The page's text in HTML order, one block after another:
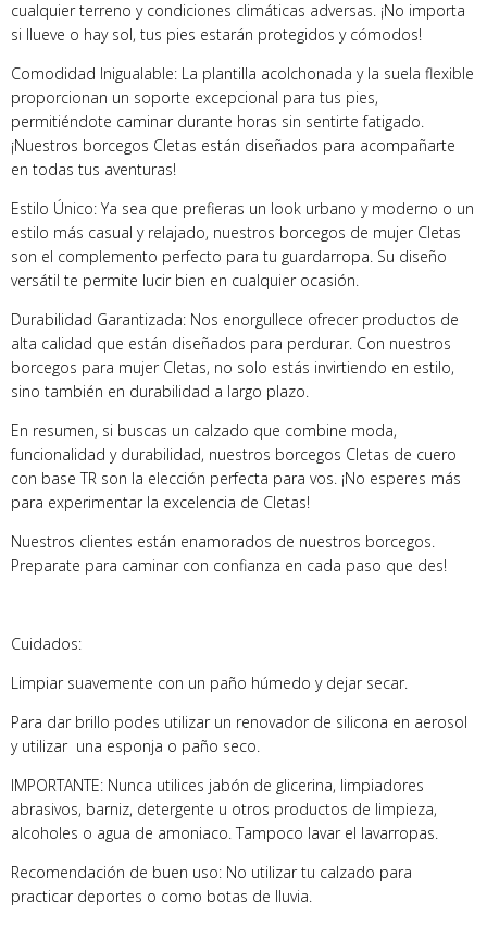
cualquier terreno y condiciones climáticas adversas. ¡No importa
si llueve o hay sol, tus pies estarán protegidos y cómodos!
Comodidad Inigualable: La plantilla acolchonada y la suela flexible
proporcionan un soporte excepcional para tus pies,
permitiéndote caminar durante horas sin sentirte fatigado.
¡Nuestros borcegos Cletas están diseñados para acompañarte
en todas tus aventuras!
Estilo Único: Ya sea que prefieras un look urbano y moderno o un
estilo más casual y relajado, nuestros borcegos de mujer Cletas
son el complemento perfecto para tu guardarropa. Su diseño
versátil te permite lucir bien en cualquier ocasión.
Durabilidad Garantizada: Nos enorgullece ofrecer productos de
alta calidad que están diseñados para perdurar. Con nuestros
borcegos para mujer Cletas, no solo estás invirtiendo en estilo,
sino también en durabilidad a largo plazo.
En resumen, si buscas un calzado que combine moda,
funcionalidad y durabilidad, nuestros borcegos Cletas de cuero
con base TR son la elección perfecta para vos. ¡No esperes más
para experimentar la excelencia de Cletas!
Nuestros clientes están enamorados de nuestros borcegos.
Preparate para caminar con confianza en cada paso que des!
Cuidados:
Limpiar suavemente con un paño húmedo y dejar secar.
Para dar brillo podes utilizar un renovador de silicona en aerosol
y utilizar una esponja o paño seco.
IMPORTANTE: Nunca utilices jabón de glicerina, limpiadores
abrasivos, barniz, detergente u otros productos de limpieza,
alcoholes o agua de amoniaco. Tampoco lavar el lavarropas.
Recomendación de buen uso: No utilizar tu calzado para
practicar deportes o como botas de lluvia.